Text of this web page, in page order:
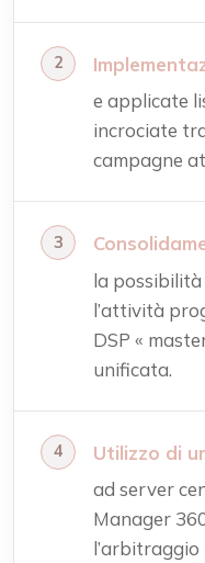
e applicate
incrociate
campagne
la
l’attività
DSP «
unificata.
Utilizzo di
ad server
Manager